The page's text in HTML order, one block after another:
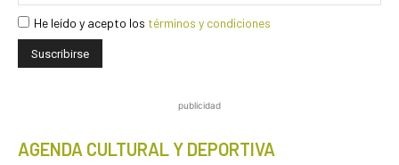
He leído y acepto los términos y condiciones
publicidad
AGENDA CULTURAL Y DEPORTIVA